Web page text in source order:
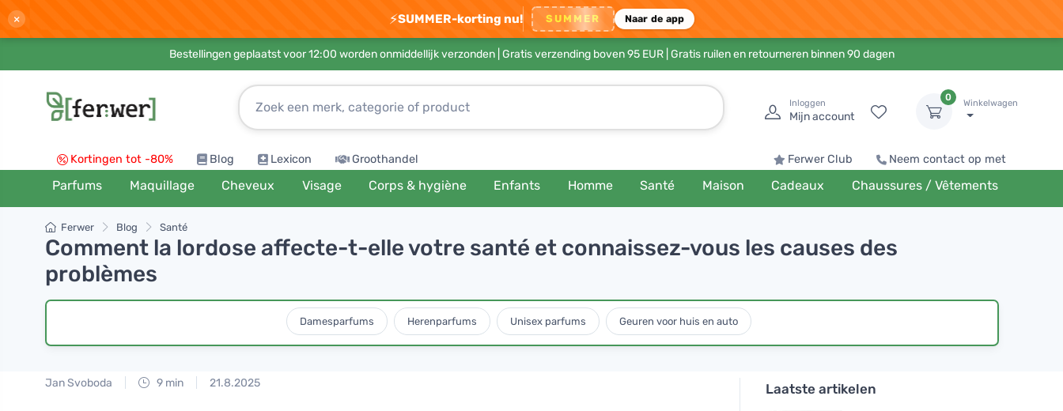
× ⚡SUMMER-korting nu! SUMMER Naar de app
Bestellingen geplaatst voor 12:00 worden onmiddellijk verzonden | Gratis verzending boven 95 EUR| Gratis ruilen en retourneren binnen 90 dagen
Inloggen
Mijn account
0
Winkelwagen
Kortingen tot -80% Blog Lexicon Groothandel Ferwer Club Neem contact op met
Parfums Maquillage Cheveux Visage Corps & hygiène Enfants Homme Santé Maison Cadeaux Chaussures / Vêtements
Ferwer Blog Santé
Comment la lordose affecte-t-elle votre santé et connaissez-vous les causes des
problèmes
Damesparfums Herenparfums Unisex parfums Geuren voor huis en auto
Jan Svoboda 9 min 21.8.2025 Laatste artikelen